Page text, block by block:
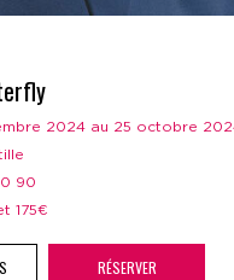
2024 au 25 octobre
90
175€
RÉSERVER